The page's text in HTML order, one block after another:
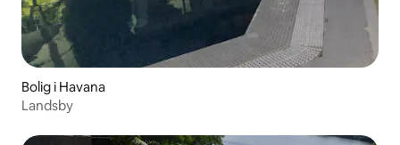
Bolig i Havana
Landsby